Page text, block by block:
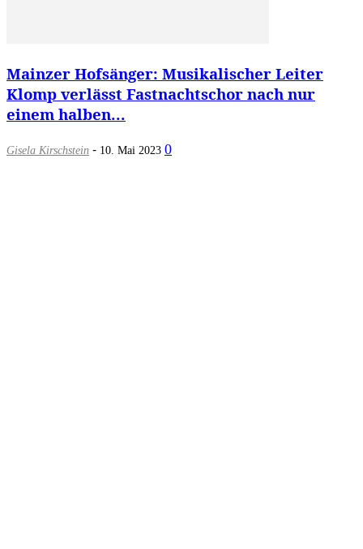
Mainzer Hofsänger: Musikalischer Leiter
Klomp verlässt Fastnachtschor nach nur
einem halben...
Gisela Kirschstein - 10. Mai 2023 0